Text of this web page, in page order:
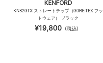
KENFORD
KN82GTX ストレートチップ（GORE-TEX フッ
トウェア） ブラック
¥19,800（税込）